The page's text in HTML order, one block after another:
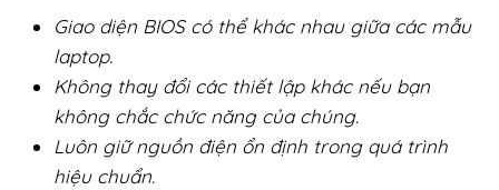
Giao diện BIOS có thể khác nhau giữa các mẫu
laptop.
Không thay đổi các thiết lập khác nếu bạn
không chắc chức năng của chúng.
Luôn giữ nguồn điện ổn định trong quá trình
hiệu chuẩn.